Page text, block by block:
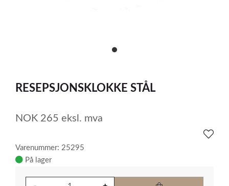
item
of
RESEPSJONSKLOKKE STÅL
NOK 265 eksl. mva
Varenummer: 25295
På lager